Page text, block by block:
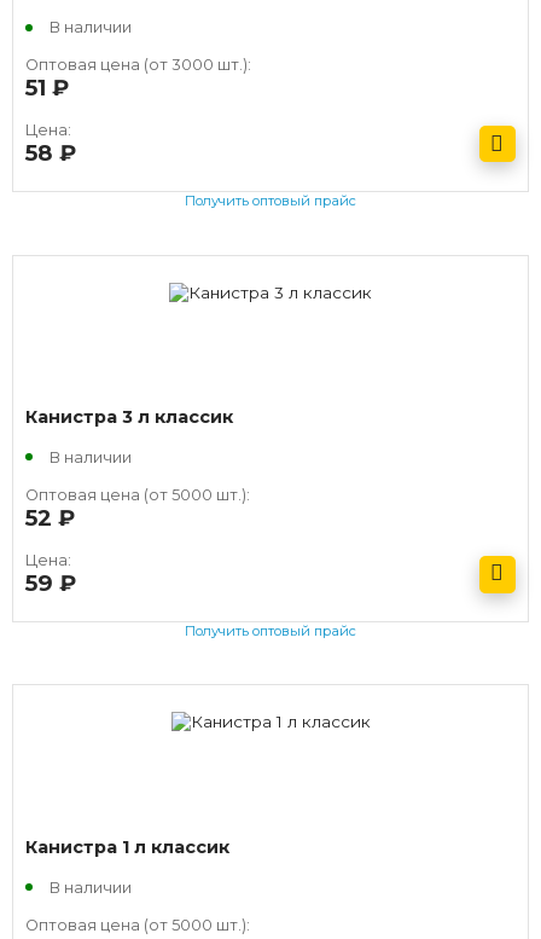
В наличии
Оптовая цена (от 3000 шт.):
51
Цена:
58
Получить оптовый прайс
Канистра 3 л классик
В наличии
Оптовая цена (от 5000 шт.):
52
Цена:
59
Получить оптовый прайс
Канистра 1 л классик
В наличии
Оптовая цена (от 5000 шт.):